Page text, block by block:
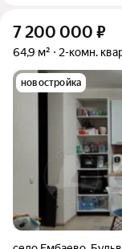
7 200 000 ₽
64,9 м² 2-комн.
новостройка